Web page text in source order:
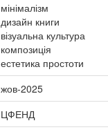
мінімалізм
дизайн книги
візуальна культура
композиція
естетика простоти
жов-2025
ЦФЕНД